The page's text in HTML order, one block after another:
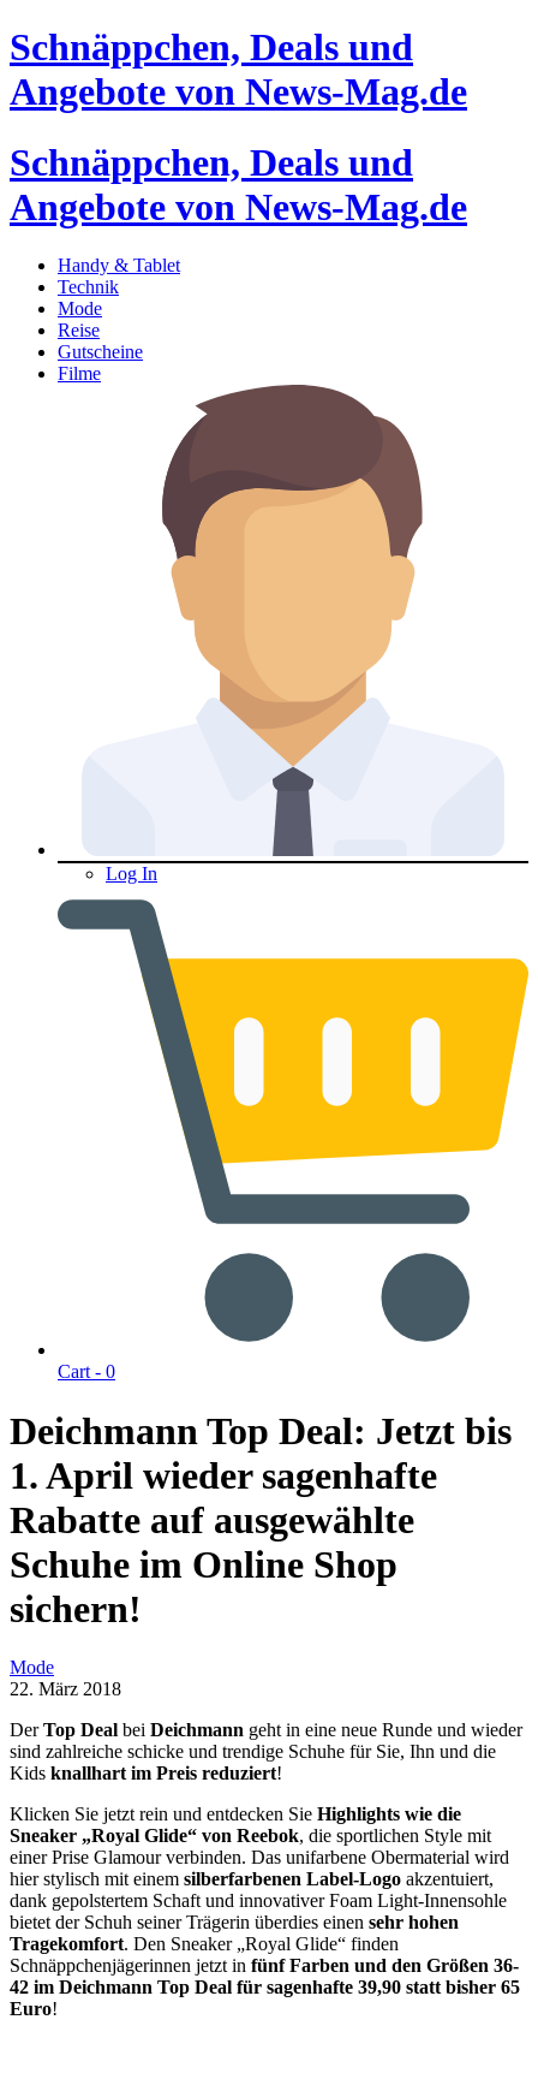
Schnäppchen, Deals und
Angebote von News-Mag.de
Schnäppchen, Deals und
Angebote von News-Mag.de
Handy & Tablet
Technik
Mode
Reise
Gutscheine
Filme
Log In
Cart - 0
Deichmann Top Deal: Jetzt bis
1. April wieder sagenhafte
Rabatte auf ausgewählte
Schuhe im Online Shop
sichern!
Mode
22. März 2018
DerTop Deal bei Deichmann geht in eine neue Runde und wieder
sind zahlreiche schicke und trendige Schuhe für Sie, Ihn und die
Kids knallhart im Preis reduziert!
Klicken Sie jetzt rein und entdecken Sie Highlights wie die
Sneaker „Royal Glide“ von Reebok, die sportlichen Style mit
einer Prise Glamour verbinden. Das unifarbene Obermaterial wird
hier stylisch mit einem silberfarbenen Label-Logo akzentuiert,
dank gepolstertem Schaft und innovativer Foam Light-Innensohle
bietet der Schuh seiner Trägerin überdies einen sehr hohen
Tragekomfort. Den Sneaker „Royal Glide“ finden
Schnäppchenjägerinnen jetzt in fünf Farben und den Größen 36-
42 im Deichmann Top Deal für sagenhafte 39,90 statt bisher 65
Euro!